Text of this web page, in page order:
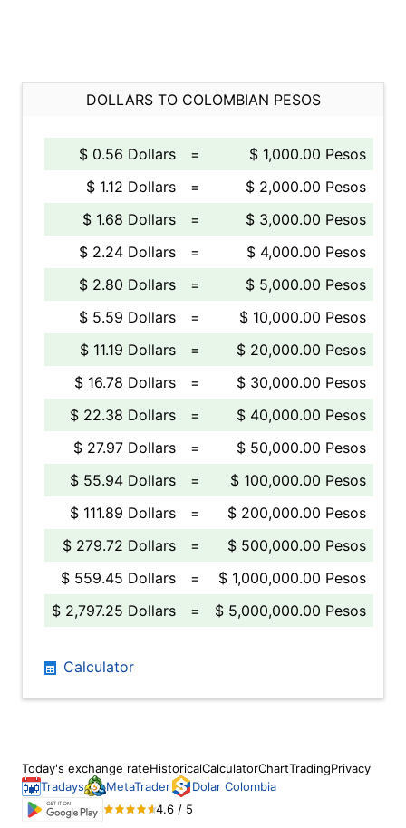
DOLLARS TO COLOMBIAN PESOS
$ 0.56 Dollars =
$ 1,000.00 Pesos
$ 1.12 Dollars
=
$ 2,000.00 Pesos
$ 1.68 Dollars
=
$ 3,000.00 Pesos
$ 2.24 Dollars
=
$ 4,000.00 Pesos
$ 2.80 Dollars
=
$ 5,000.00 Pesos
$ 5.59 Dollars
=
$ 10,000.00 Pesos
$ 11.19 Dollars
=
$ 20,000.00 Pesos
$ 16.78 Dollars
=
$ 30,000.00 Pesos
$ 22.38 Dollars
=
$ 40,000.00 Pesos
$ 27.97 Dollars
=
$ 50,000.00 Pesos
$ 55.94 Dollars
=
$ 100,000.00 Pesos
$ 111.89 Dollars
=
$ 200,000.00 Pesos
$ 279.72 Dollars
=
$ 500,000.00 Pesos
$ 559.45 Dollars
=
$ 1,000,000.00 Pesos
$ 2,797.25 Dollars
= $ 5,000,000.00 Pesos
Calculator
Today's exchange rateHistoricalCalculatorChartTradingPrivacy
Tradays
MetaTrader
Dolar Colombia
4.6 / 5